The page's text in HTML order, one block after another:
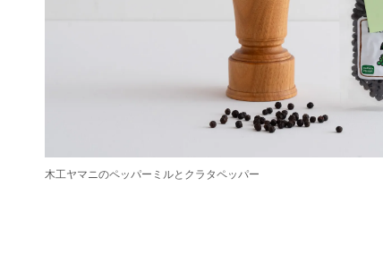
木工ヤマニのペッパーミルとクラタペッパー